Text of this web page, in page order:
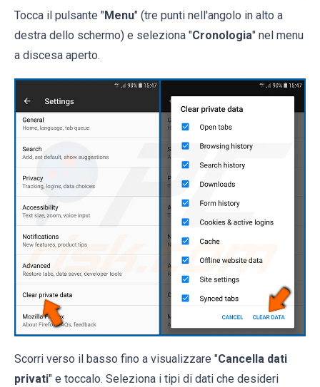
Tocca il pulsante "Menu" (tre punti nell'angolo in alto a
destra dello schermo) e seleziona "Cronologia" nel menu
a discesa aperto.
Scorri verso il basso fino a visualizzare "Cancella dati
privati" e toccalo. Seleziona i tipi di dati che desideri